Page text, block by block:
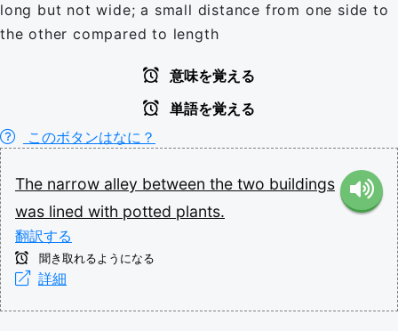
long but not wide; a small distance from one side to
the other compared to length
意味を覚える
単語を覚える
このボタンはなに？
The narrow alley between the two buildings
was lined with potted plants.
翻訳する
聞き取れるようになる
詳細